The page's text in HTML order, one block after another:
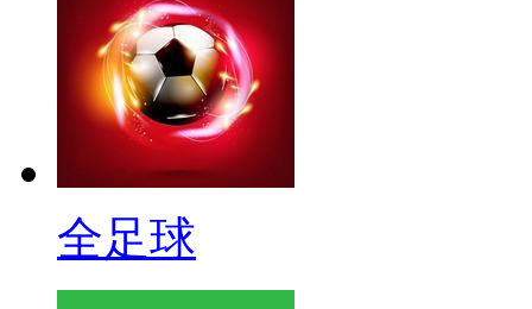
全足球